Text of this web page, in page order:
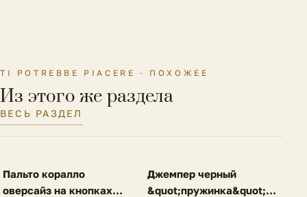
TI POTREBBE PIACERE · ПОХОЖЕЕ
Из этого же раздела
ВЕСЬ РАЗДЕЛ
FV
Пальто коралло
оверсайз на кнопках
FV
Джемпер черный
&quot;пружинка&quot;